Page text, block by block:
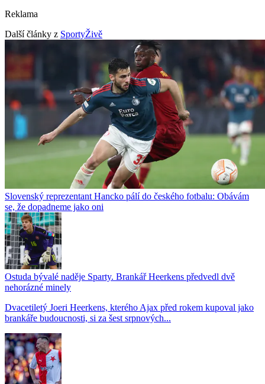
Reklama
Další články z SportyŽivě
Slovenský reprezentant Hancko pálí do českého fotbalu: Obávám
se, že dopadneme jako oni
Ostuda bývalé naděje Sparty. Brankář Heerkens předvedl dvě
nehorázné minely
Dvacetiletý Joeri Heerkens, kterého Ajax před rokem kupoval jako
brankáře budoucnosti, si za šest srpnových...